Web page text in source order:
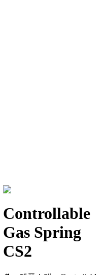
Controllable
Gas Spring
CS2